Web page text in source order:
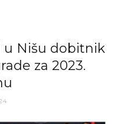
Nišu dobitnik
za 2023.